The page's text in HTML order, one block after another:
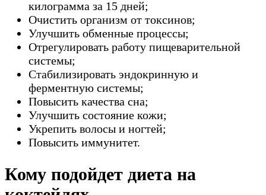
килограмма за 15 дней;
Очистить организм от токсинов;
Улучшить обменные процессы;
Отрегулировать работу пищеварительной
системы;
Стабилизировать эндокринную и
ферментную системы;
Повысить качества сна;
Улучшить состояние кожи;
Укрепить волосы и ногтей;
Повысить иммунитет.
Кому подойдет диета на